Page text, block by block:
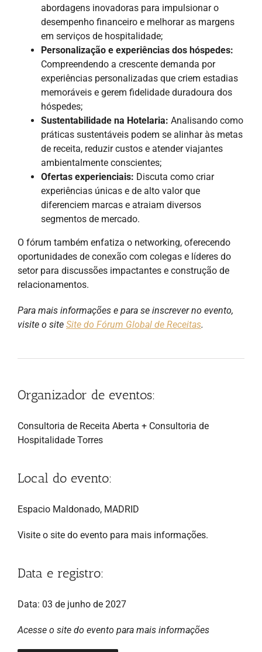
abordagens inovadoras para impulsionar o
desempenho financeiro e melhorar as margens
em serviços de hospitalidade;
Personalização e experiências dos hóspedes:
Compreendendo a crescente demanda por
experiências personalizadas que criem estadias
memoráveis e gerem fidelidade duradoura dos
hóspedes;
Sustentabilidade na Hotelaria: Analisando como
práticas sustentáveis podem se alinhar às metas
de receita, reduzir custos e atender viajantes
ambientalmente conscientes;
Ofertas experienciais: Discuta como criar
experiências únicas e de alto valor que
diferenciem marcas e atraiam diversos
segmentos de mercado.
O fórum também enfatiza o networking, oferecendo
oportunidades de conexão com colegas e líderes do
setor para discussões impactantes e construção de
relacionamentos.
Para mais informações e para se inscrever no evento,
visite o site Site do Fórum Global de Receitas.
Organizador de eventos:
Consultoria de Receita Aberta + Consultoria de
Hospitalidade Torres
Local do evento:
Espacio Maldonado, MADRID
Visite o site do evento para mais informações.
Data e registro:
Data: 03 de junho de 2027
Acesse o site do evento para mais informações